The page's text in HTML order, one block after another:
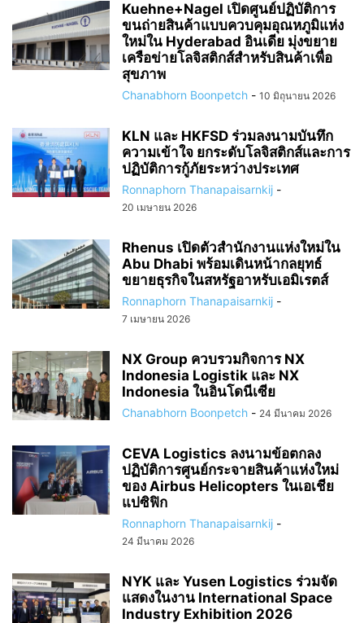
Kuehne+Nagel เปิดศูนย์ปฏิบัติการ
ขนถ่ายสินค้าแบบควบคุมอุณหภูมิแห่ง
ใหม่ใน Hyderabad อินเดีย มุ่งขยาย
เครือข่ายโลจิสติกส์สำหรับสินค้าเพื่อ
สุขภาพ
Chanabhorn Boonpetch - 10 มิถุนายน 2026
KLN และ HKFSD ร่วมลงนามบันทึก
ความเข้าใจ ยกระดับโลจิสติกส์และการ
ปฏิบัติการกู้ภัยระหว่างประเทศ
Ronnaphorn Thanapaisarnkij -
20 เมษายน 2026
Rhenus เปิดตัวสำนักงานแห่งใหม่ใน
Abu Dhabi พร้อมเดินหน้ากลยุทธ์
ขยายธุรกิจในสหรัฐอาหรับเอมิเรตส์
Ronnaphorn Thanapaisarnkij -
7 เมษายน 2026
NX Group ควบรวมกิจการ NX
Indonesia Logistik และ NX
Indonesia ในอินโดนีเซีย
Chanabhorn Boonpetch - 24 มีนาคม 2026
CEVA Logistics ลงนามข้อตกลง
ปฏิบัติการศูนย์กระจายสินค้าแห่งใหม่
ของ Airbus Helicopters ในเอเชีย
แปซิฟิก
Ronnaphorn Thanapaisarnkij -
24 มีนาคม 2026
NYK และ Yusen Logistics ร่วมจัด
แสดงในงาน International Space
Industry Exhibition 2026